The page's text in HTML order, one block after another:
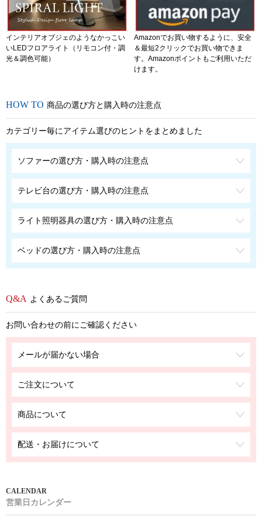
インテリアオブジェのようなかっこい
いLEDフロアライト（リモコン付・調
光＆調色可能）
Amazonでお買い物するように、安全
＆最短2クリックでお買い物できま
す。Amazonポイントもご利用いただ
けます。
商品の選び方と購入時の注意点
カテゴリー毎にアイテム選びのヒントをまとめました
ソファーの選び方・購入時の注意点
テレビ台の選び方・購入時の注意点
ライト照明器具の選び方・購入時の注意点
ベッドの選び方・購入時の注意点
よくあるご質問
お問い合わせの前にご確認ください
メールが届かない場合
ご注文について
商品について
配送・お届けについて
営業日カレンダー